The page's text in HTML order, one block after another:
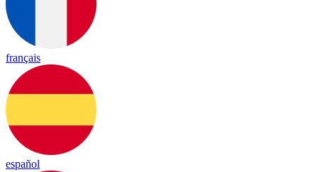
français
español